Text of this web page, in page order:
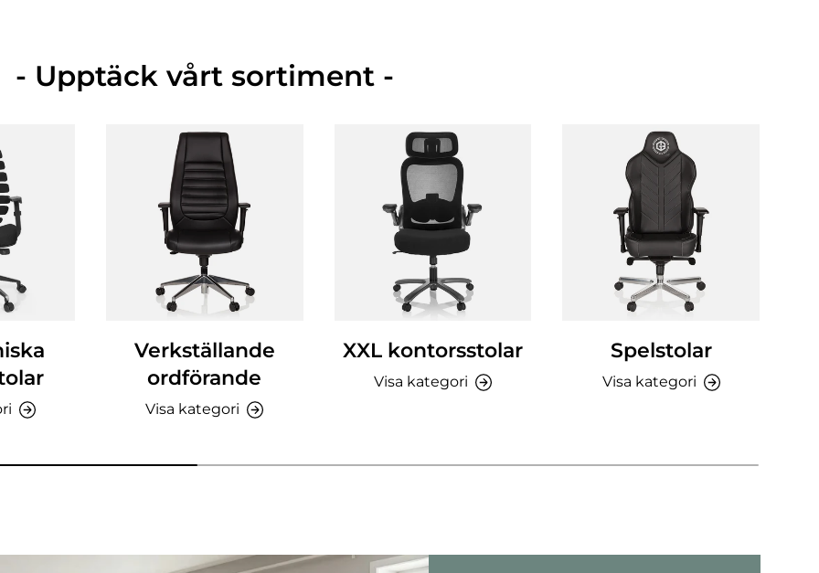
- Upptäck vårt sortiment -
Verkställande
ordförande
Visa kategori
XXL kontorsstolar
Visa kategori
Spelstolar
Visa kategori